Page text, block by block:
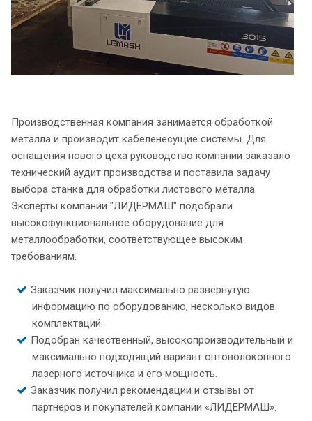
Производственная компания занимается обработкой
металла и производит кабеленесущие системы. Для
оснащения нового цеха руководство компании заказало
технический аудит производства и поставила задачу
выбора станка для обработки листового металла.
Эксперты компании "ЛИДЕРМАШ" подобрали
высокофункциональное оборудование для
металлообработки, соответствующее высоким
требованиям.
Заказчик получил максимально развернутую
информацию по оборудованию, несколько видов
комплектаций.
Подобран качественный, высокопроизводительный и
максимально подходящий вариант оптоволоконного
лазерного источника и его мощность.
Заказчик получил рекомендации и отзывы от
партнеров и покупателей компании «ЛИДЕРМАШ».